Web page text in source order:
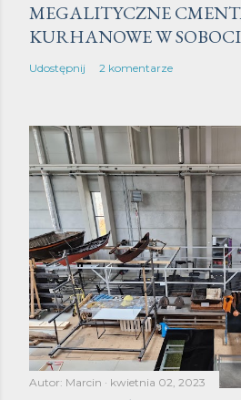
MEGALITYCZNE
KURHANOWE W
Udostępnij 2 komentarze
Autor: Marcin kwietnia 02, 2023